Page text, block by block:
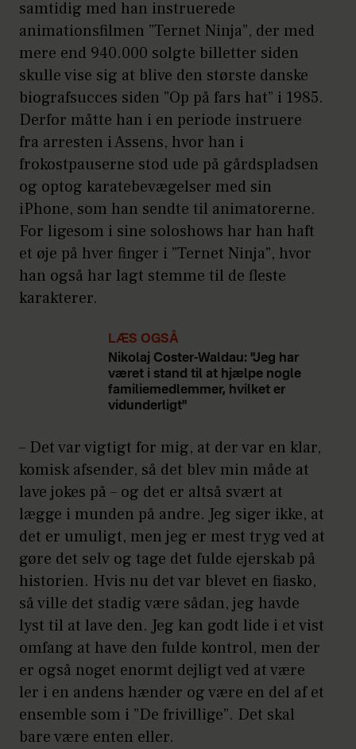
samtidig med han instruerede
animationsfilmen ”Ternet Ninja”, der med
mere end 940.000 solgte billetter siden
skulle vise sig at blive den største danske
biografsucces siden ”Op på fars hat” i 1985.
Derfor måtte han i en periode instruere
fra arresten i Assens, hvor han i
frokostpauserne stod ude på gårdspladsen
og optog karatebevægelser med sin
iPhone, som han sendte til animatorerne.
For ligesom i sine soloshows har han haft
et øje på hver finger i ”Ternet Ninja”, hvor
han også har lagt stemme til de fleste
karakterer.
LÆS OGSÅ
Nikolaj Coster-Waldau: "Jeg har
været i stand til at hjælpe nogle
familiemedlemmer, hvilket er
vidunderligt"
– Det var vigtigt for mig, at der var en klar,
komisk afsender, så det blev min måde at
lave jokes på – og det er altså svært at
lægge i munden på andre. Jeg siger ikke, at
det er umuligt, men jeg er mest tryg ved at
gøre det selv og tage det fulde ejerskab på
historien. Hvis nu det var blevet en fiasko,
så ville det stadig være sådan, jeg havde
lyst til at lave den. Jeg kan godt lide i et vist
omfang at have den fulde kontrol, men der
er også noget enormt dejligt ved at være
ler i en andens hænder og være en del af et
ensemble som i ”De frivillige”. Det skal
bare være enten eller.